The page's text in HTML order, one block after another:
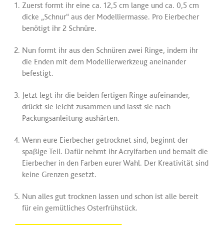
Zuerst formt ihr eine ca. 12,5 cm lange und ca. 0,5 cm
dicke „Schnur“ aus der Modelliermasse. Pro Eierbecher
benötigt ihr 2 Schnüre.
Nun formt ihr aus den Schnüren zwei Ringe, indem ihr
die Enden mit dem Modellierwerkzeug aneinander
befestigt.
Jetzt legt ihr die beiden fertigen Ringe aufeinander,
drückt sie leicht zusammen und lasst sie nach
Packungsanleitung aushärten.
Wenn eure Eierbecher getrocknet sind, beginnt der
spaßige Teil. Dafür nehmt ihr Acrylfarben und bemalt die
Eierbecher in den Farben eurer Wahl. Der Kreativität sind
keine Grenzen gesetzt.
Nun alles gut trocknen lassen und schon ist alle bereit
für ein gemütliches Osterfrühstück.